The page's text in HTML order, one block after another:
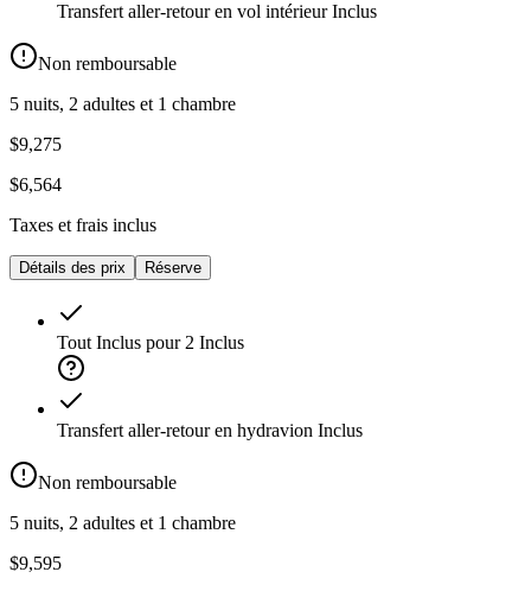
Transfert aller-retour en vol intérieur Inclus
Non remboursable
5 nuits, 2 adultes et 1 chambre
$9,275
$6,564
Taxes et frais inclus
Détails des prix Réserve
Tout Inclus pour 2 Inclus
Transfert aller-retour en hydravion Inclus
Non remboursable
5 nuits, 2 adultes et 1 chambre
$9,595